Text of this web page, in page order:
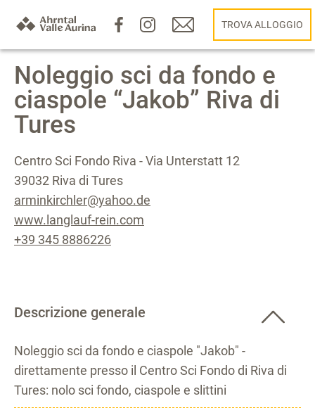
TROVA ALLOGGIO
Noleggio sci da fondo e
ciaspole “Jakob” Riva di
Tures
Centro Sci Fondo Riva - Via Unterstatt 12
39032 Riva di Tures
arminkirchler@yahoo.de
www.langlauf-rein.com
+39 345 8886226
Descrizione generale
Noleggio sci da fondo e ciaspole "Jakob" -
direttamente presso il Centro Sci Fondo di Riva di
Tures: nolo sci fondo, ciaspole e slittini